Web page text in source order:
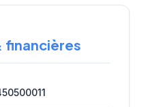
financières